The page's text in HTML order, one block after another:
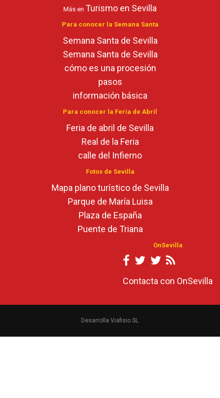
Más en Turismo en Sevilla
Para conocer la Semana Santa
Semana Santa de Sevilla
Semana Santa de Sevilla
cómo es una procesión
pasos
información básica
Para conocer la Feria de Abril
Feria de abril de Sevilla
Real de la Feria
calle del Infierno
Fotos de Sevilla
Mapa plano turístico de Sevilla
Parque de María Luisa
Plaza de España
Puente de Triana
OnSevilla
Contacta con OnSevilla
Desarrolla Viafisio SL